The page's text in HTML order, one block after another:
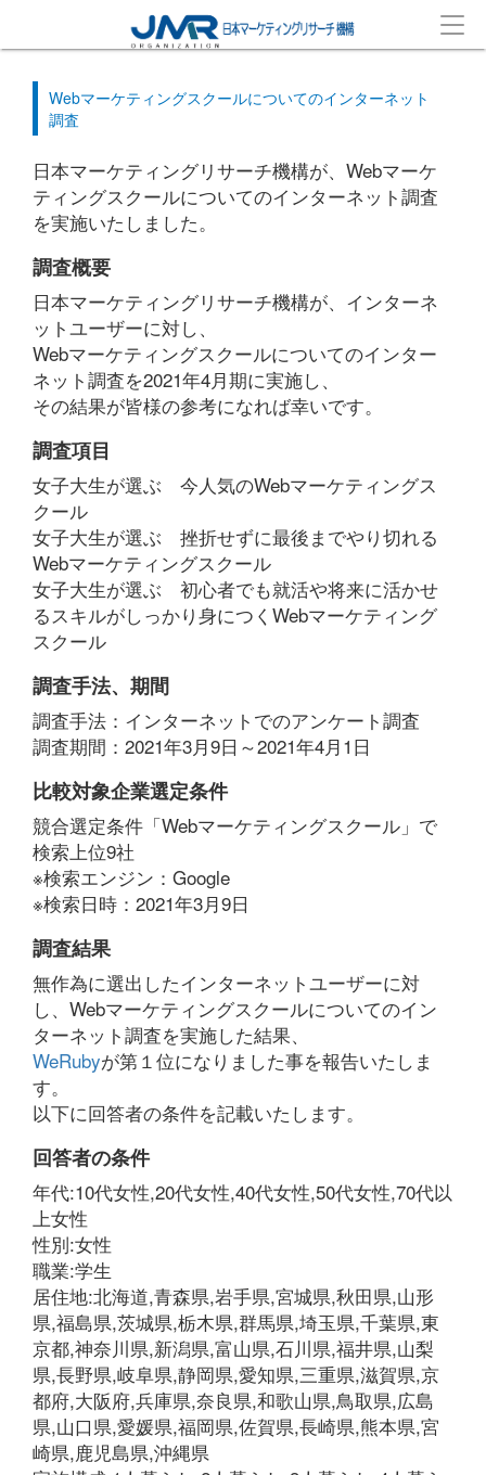
Webマーケティングスクールについてのインターネット
調査
日本マーケティングリサーチ機構が、Webマーケ
ティングスクールについてのインターネット調査
を実施いたしました。
調査概要
日本マーケティングリサーチ機構が、インターネ
ットユーザーに対し、
Webマーケティングスクールについてのインター
ネット調査を2021年4月期に実施し、
その結果が皆様の参考になれば幸いです。
調査項目
女子大生が選ぶ 今人気のWebマーケティングス
クール
女子大生が選ぶ 挫折せずに最後までやり切れる
Webマーケティングスクール
女子大生が選ぶ 初心者でも就活や将来に活かせ
るスキルがしっかり身につくWebマーケティング
スクール
調査手法、期間
調査手法：インターネットでのアンケート調査
調査期間：2021年3月9日～2021年4月1日
比較対象企業選定条件
競合選定条件「Webマーケティングスクール」で
検索上位9社
※検索エンジン：Google
※検索日時：2021年3月9日
調査結果
無作為に選出したインターネットユーザーに対
し、Webマーケティングスクールについてのイン
ターネット調査を実施した結果、
WeRubyが第１位になりました事を報告いたしま
す。
以下に回答者の条件を記載いたします。
回答者の条件
年代:10代女性,20代女性,40代女性,50代女性,70代以
上女性
性別:女性
職業:学生
居住地:北海道,青森県,岩手県,宮城県,秋田県,山形
県,福島県,茨城県,栃木県,群馬県,埼玉県,千葉県,東
京都,神奈川県,新潟県,富山県,石川県,福井県,山梨
県,長野県,岐阜県,静岡県,愛知県,三重県,滋賀県,京
都府,大阪府,兵庫県,奈良県,和歌山県,鳥取県,広島
県,山口県,愛媛県,福岡県,佐賀県,長崎県,熊本県,宮
崎県,鹿児島県,沖縄県